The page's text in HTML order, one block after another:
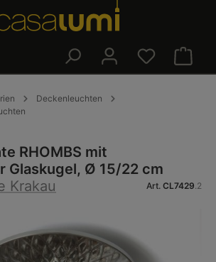
Deckenleuchten
RHOMBS mit
Glaskugel, Ø 15/22 cm
Krakau Art. CL7429.2